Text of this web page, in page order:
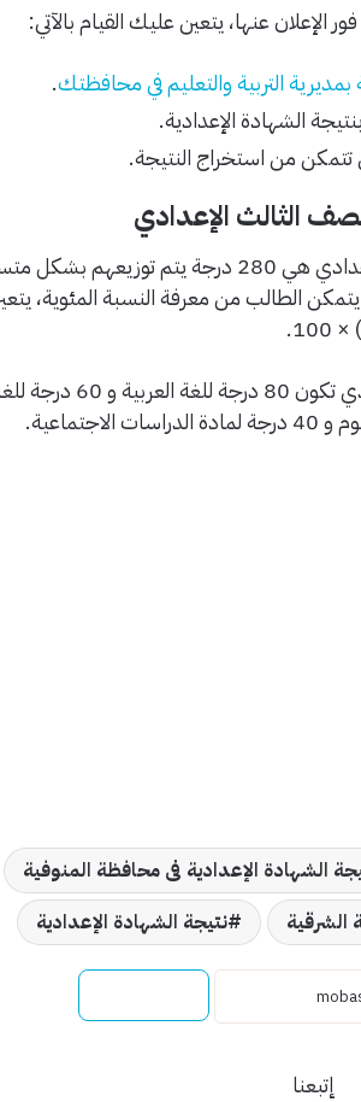
عنها، يتعين عليك القيام بالآتي:
بمديرية التربية والتعليم في محافظتك.
الشهادة الإعدادية.
من استخراج النتيجة.
الثالث الإعدادي
أكدت الوزارة بأن إجمالي درجات الصف الثالث الإعدادي هي 280 درجة
الطالب من معرفة النسبة المئوية،
جدير بالذكر بأن توزيع درجات الصف الثالث
الشهادة الإعدادية فى محافظة المنوفية
الشرقية
نتيجة الشهادة الإعدادية
إتبعنا